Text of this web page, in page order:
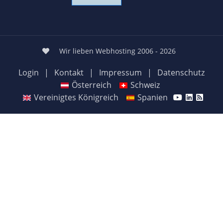
Wir lieben Webhosting 2006 - 2026
Login | Kontakt | Impressum |
Datenschutz
Österreich
Schweiz
Vereinigtes Königreich
Spanien